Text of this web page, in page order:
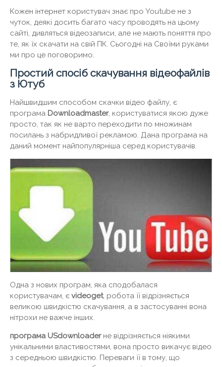
Кожен інтернет користувач знає про Youtube не з
чуток, деякі досить багато часу проводять на цьому
сайті, дивляться відеозаписи, але не мають поняття про
те, як їх скачати на свій ПК. Сьогодні на Своїми руками
ми про це поговоримо.
Простий спосіб скачування відеофайлів
з Ютуб
Найшвидшим способом скачки відео файлу, є
програма Downloadmaster, користуватися якою дуже
просто, так як не варто переходити по множинам
посилань з набридливої ​​рекламою. Дана програма на
даний момент найпопулярніша серед користувачів.
Одна з нових програм, яка сподобалася
користувачам, є videoget, робота її відрізняється
великою швидкістю скачування, а в застосуванні вона
нітрохи не важче інших.
програма USdownloaderне відрізняється ніякими
унікальними властивостями, вона просто викачує відео
з середньою швидкістю. Переваги її в тому, що